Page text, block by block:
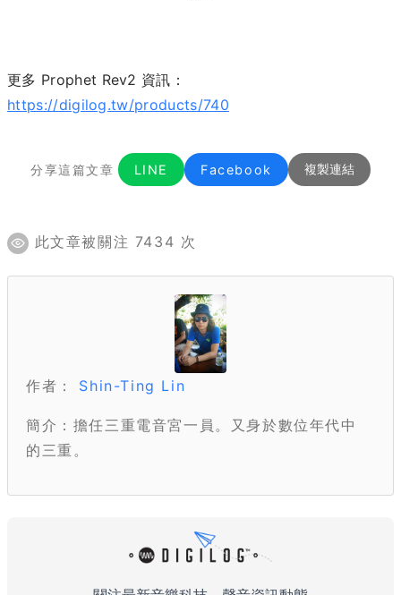
更多 Prophet Rev2 資訊：
https://digilog.tw/products/740
分享這篇文章 LINE Facebook 複製連結
此文章被關注 7434 次
作者： Shin-Ting Lin
簡介：擔任三重電音宮一員。又身於數位年代中
的三重。